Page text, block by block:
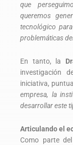
que
queremos
tecnológico
problemáticas
En tanto, la
investigación
iniciativa,
empresa, la
desarrollar este
Articulando el
Como parte